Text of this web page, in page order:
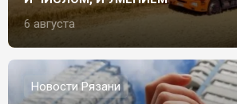
6 августа
Новости Рязани